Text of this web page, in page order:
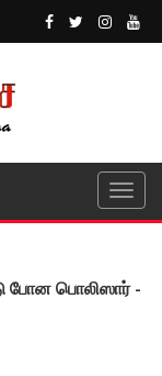
போன பொலிஸார் -